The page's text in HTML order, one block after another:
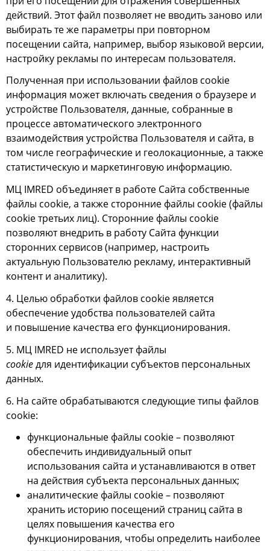
действий. Этот файл позволяет не вводить заново или
выбирать те же параметры при повторном
посещении сайта, например, выбор языковой версии,
настройку рекламы по интересам пользователя.
Полученная при использовании файлов сookie
информация может включать сведения о браузере и
устройстве Пользователя, данные, собранные в
процессе автоматического электронного
взаимодействия устройства Пользователя и сайта, в
том числе географические и геолокационные, а также
статистическую и маркетинговую информацию.
МЦ IMRED объединяет в работе Сайта собственные
файлы сookie, а также сторонние файлы сookie (файлы
сookie третьих лиц). Сторонние файлы cookie
позволяют внедрить в работу Сайта функции
сторонних сервисов (например, настроить
актуальную Пользователю рекламу, интерактивный
контент и аналитику).
4. Целью обработки файлов сookie является
обеспечение удобства пользователей сайта
и повышение качества его функционирования.
5. МЦ IMRED не использует файлы
cookieдля идентификации субъектов персональных
данных.
6. На сайте обрабатываются следующие типы файлов
сookie:
функциональные файлы cookie – позволяют
обеспечить индивидуальный опыт
использования сайта и устанавливаются в ответ
на действия субъекта персональных данных;
аналитические файлы cookie – позволяют
хранить историю посещений страниц сайта в
целях повышения качества его
функционирования, чтобы определить наиболее